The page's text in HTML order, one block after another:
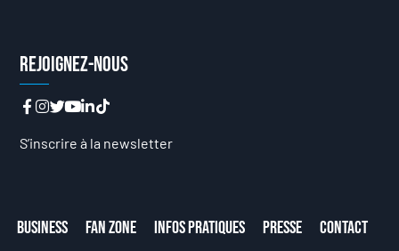
Rejoignez-nous
S’inscrire à la newsletter
Business Fan Zone Infos Pratiques Presse
Contact